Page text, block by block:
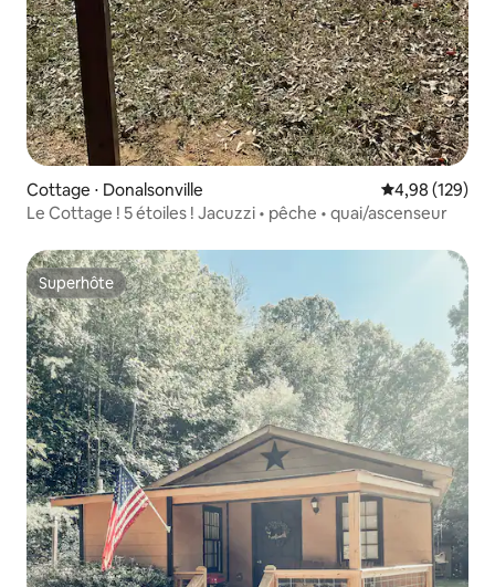
Cottage ⋅ Donalsonville Évaluation
4,98 (129)
Le Cottage ! 5 étoiles ! Jacuzzi • pêche • quai/ascenseur
Superhôte
Superhôte